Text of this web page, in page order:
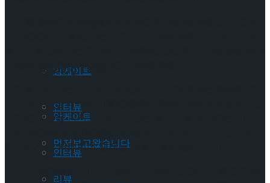
앙케이트
인터뷰
먼저보고왔습니다
리뷰
Trending Tags
앙케이트
인터뷰
에 품은 김태형이 새로운 ‘맨’으로 함께한다.
드러움으로 정서적 깊이를 한층 확장해줄 서채이, 조용하지만
강한 존재감을 가지고 매 공연 깊은 몰입력을 보여주는 이상아
합류하게 된 박혜민이 관객들의 몰입을 이끌 예정이다.